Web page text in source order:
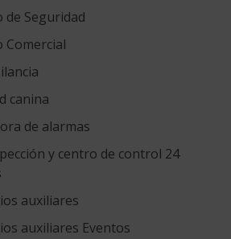
Seguridad
Comercial
canina
de alarmas
y centro de control 24
auxiliares
auxiliares Eventos